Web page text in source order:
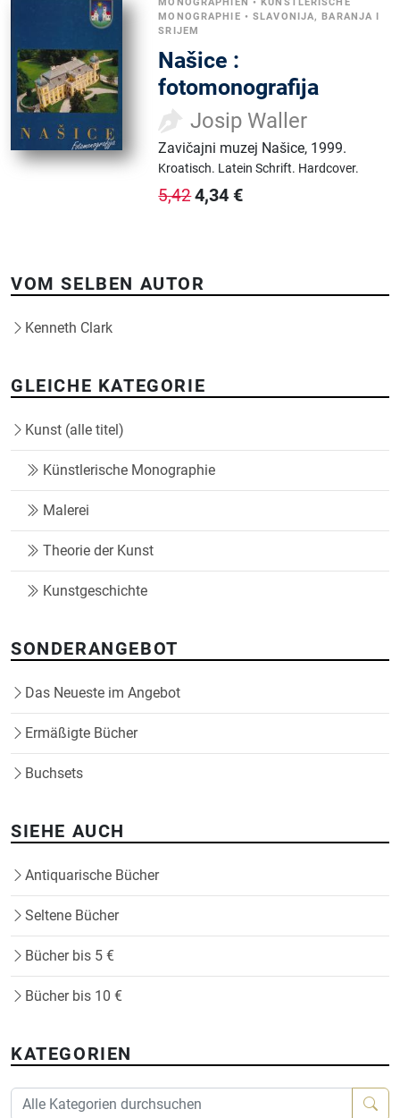
MONOGRAPHIE •SLAVONIJA, BARANJA I
SRIJEM
Našice :
fotomonografija
Josip Waller
Zavičajni muzej Našice, 1999.
Kroatisch. Latein Schrift. Hardcover.
5,424,34 €
VOM SELBEN AUTOR
Kenneth Clark
GLEICHE KATEGORIE
Kunst (alle titel)
Künstlerische Monographie
Malerei
Theorie der Kunst
Kunstgeschichte
SONDERANGEBOT
Das Neueste im Angebot
Ermäßigte Bücher
Buchsets
SIEHE AUCH
Antiquarische Bücher
Seltene Bücher
Bücher bis 5 €
Bücher bis 10 €
KATEGORIEN